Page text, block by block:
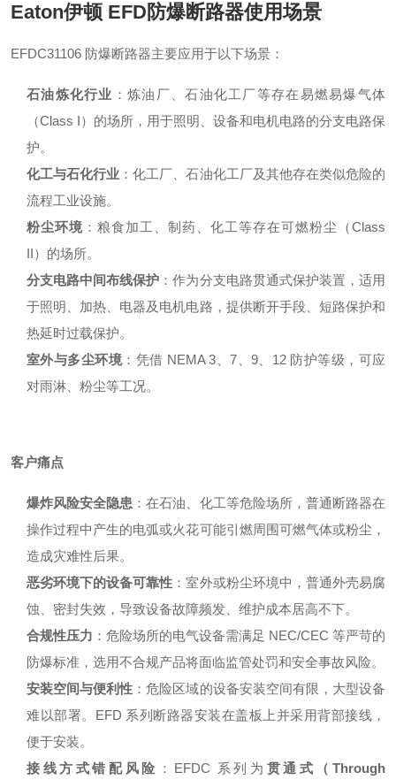
Eaton伊顿 EFD防爆断路器使用场景
EFDC31106 防爆断路器主要应用于以下场景：
石油炼化行业 ：炼油厂、石油化工厂等存在易燃易爆气体
（Class I）的场所，用于照明、设备和电机电路的分支电路保
护。
化工与石化行业 ：化工厂、石油化工厂及其他存在类似危险的
流程工业设施。
粉尘环境 ：粮食加工、制药、化工等存在可燃粉尘（Class
II）的场所。
分支电路中间布线保护 ：作为分支电路贯通式保护装置，适用
于照明、加热、电器及电机电路，提供断开手段、短路保护和
热延时过载保护。
室外与多尘环境：凭借 NEMA 3、7、9、12 防护等级，可应
对雨淋、粉尘等工况。
客户痛点
爆炸风险安全隐患 ：在石油、化工等危险场所，普通断路器在
操作过程中产生的电弧或火花可能引燃周围可燃气体或粉尘，
造成灾难性后果。
恶劣环境下的设备可靠性 ：室外或粉尘环境中，普通外壳易腐
蚀、密封失效，导致设备故障频发、维护成本居高不下。
合规性压力 ：危险场所的电气设备需满足 NEC/CEC 等严苛的
防爆标准，选用不合规产品将面临监管处罚和安全事故风险。
安装空间与便利性 ：危险区域的设备安装空间有限，大型设备
难以部署。EFD 系列断路器安装在盖板上并采用背部接线，
便于安装。
接线方式错配风险 ：EFDC 系列为 贯通式（Through